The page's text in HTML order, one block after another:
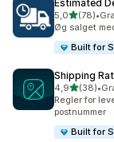
Estimated
5,0ud af 5
(78)
78 •
Øg salget
Built for
Shipping
4,9ud af 5
(38)
38 •
Regler for
postnummer
Built for